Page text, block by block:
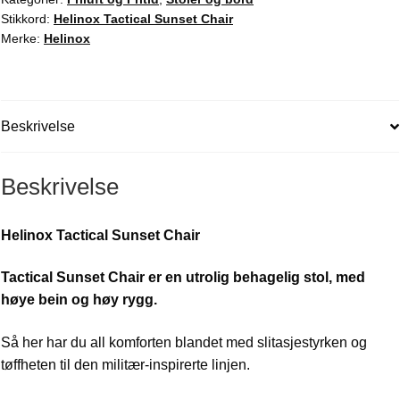
Stikkord: Helinox Tactical Sunset Chair
Merke: Helinox
Beskrivelse
Beskrivelse
Helinox Tactical Sunset Chair
Tactical Sunset Chair er en utrolig behagelig stol, med
høye bein og høy rygg.
Så her har du all komforten blandet med slitasjestyrken og
tøffheten til den militær-inspirerte linjen.